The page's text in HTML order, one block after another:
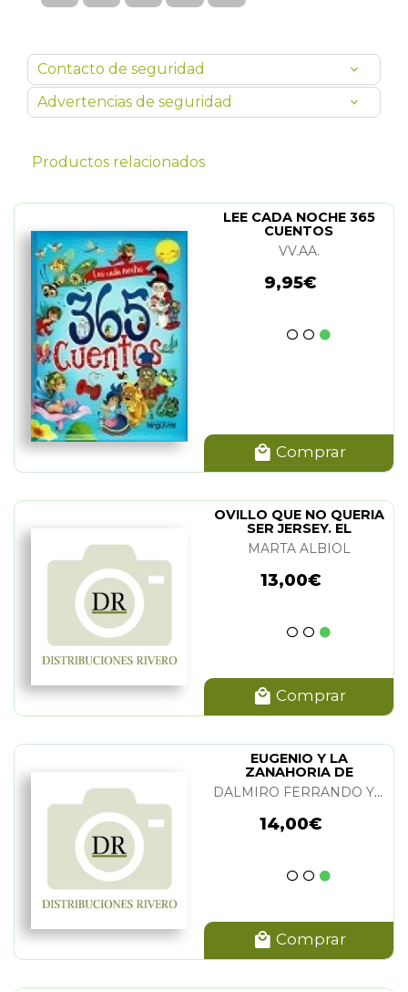
Contacto de seguridad
Advertencias de seguridad
Productos relacionados
LEE CADA NOCHE 365
CUENTOS
VV.AA.
9,95€
Comprar
OVILLO QUE NO QUERIA
SER JERSEY. EL
MARTA ALBIOL
13,00€
Comprar
EUGENIO Y LA
ZANAHORIA DE
AZAFRAN
DALMIRO FERRANDO Y PEDRO VICHÉ
14,00€
Comprar